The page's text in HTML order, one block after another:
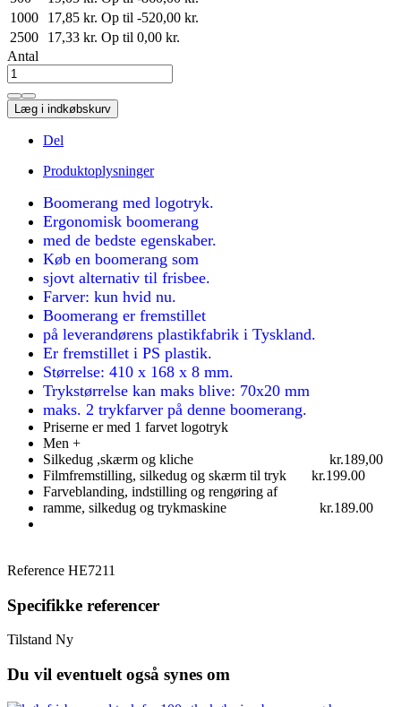
1000
17,85 kr. Op til -520,00 kr.
2500
17,33 kr. Op til 0,00 kr.
Antal
Læg i indkøbskurv
Del
Produktoplysninger
Boomerang med logotryk.
Ergonomisk boomerang
med de bedste egenskaber.
Køb en boomerang som
sjovt alternativ til frisbee.
Farver: kun hvid nu.
Boomerang er fremstillet
på leverandørens plastikfabrik i Tyskland.
Er fremstillet i PS plastik.
Størrelse: 410 x 168 x 8 mm.
Trykstørrelse kan maks blive: 70x20 mm
maks. 2 trykfarver på denne boomerang.
Priserne er med 1 farvet logotryk
Men +
Silkedug ,skærm og kliche kr.189,00
Filmfremstilling, silkedug og skærm til tryk kr.199.00
Farveblanding, indstilling og rengøring af
ramme, silkedug og trykmaskine kr.189.00
Reference HE7211
Specifikke referencer
Tilstand Ny
Du vil eventuelt også synes om